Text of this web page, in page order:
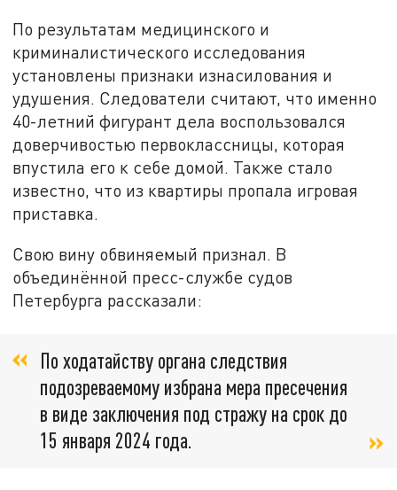
По результатам медицинского и
криминалистического исследования
установлены признаки изнасилования и
удушения. Следователи считают, что именно
40-летний фигурант дела воспользовался
доверчивостью первоклассницы, которая
впустила его к себе домой. Также стало
известно, что из квартиры пропала игровая
приставка.
Свою вину обвиняемый признал. В
объединённой пресс-службе судов
Петербурга рассказали:
По ходатайству органа следствия
подозреваемому избрана мера пресечения
в виде заключения под стражу на срок до
15 января 2024 года.